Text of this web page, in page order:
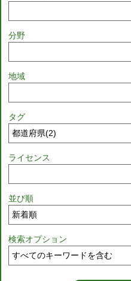
分野
地域
タグ
ライセンス
並び順
検索オプション